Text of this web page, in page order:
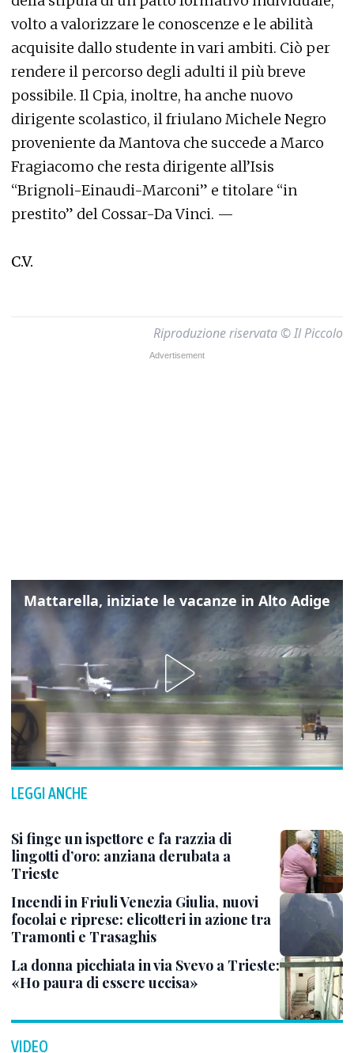
volto a valorizzare le conoscenze e le abilità
acquisite dallo studente in vari ambiti. Ciò per
rendere il percorso degli adulti il più breve
possibile. Il Cpia, inoltre, ha anche nuovo
dirigente scolastico, il friulano Michele Negro
proveniente da Mantova che succede a Marco
Fragiacomo che resta dirigente all’Isis
“Brignoli-Einaudi-Marconi” e titolare “in
prestito” del Cossar-Da Vinci. —
C.V.
Riproduzione riservata © Il Piccolo
Mattarella, iniziate le vacanze in Alto Adige
LEGGI ANCHE
Si finge un ispettore e fa razzia di
lingotti d’oro: anziana derubata a
Trieste
Incendi in Friuli Venezia Giulia, nuovi
focolai e riprese: elicotteri in azione tra
Tramonti e Trasaghis
La donna picchiata in via Svevo a Trieste:
«Ho paura di essere uccisa»
VIDEO